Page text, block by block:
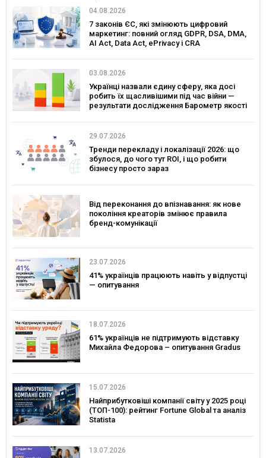
04.08.2026
7 законів ЄС, які змінюють цифровий
маркетинг: повний огляд GDPR, DSA, DMA,
AI Act, Data Act, ePrivacy і CRA
03.08.2026
Українці назвали єдину сферу, яка досі
робить їх щасливішими під час війни —
результати дослідження Барометр якості
29.07.2026
Тренди перекладу і локалізації 2026: що
збулося, до чого тут ROI, і що робити
бізнесу просто зараз
Від переконання до впізнавання: як нове
покоління креаторів змінює правила
бренд-комунікації
23.07.2026
41% українців працюють навіть у відпустці
— опитування
18.07.2026
61% українців не підтримують відставку
Михайла Федорова – опитування Gradus
15.07.2026
Найприбутковіші компанії світу у 2025 році
(ТОП-100): рейтинг Fortune Global та аналіз
Statista
13.07.2026